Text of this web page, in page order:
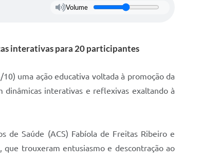
Volume
interativas para 20 participantes
uma ação educativa voltada à promoção da
interativas e reflexivas exaltando à
de Saúde (ACS) Fabíola de Freitas Ribeiro e
que trouxeram entusiasmo e descontração ao